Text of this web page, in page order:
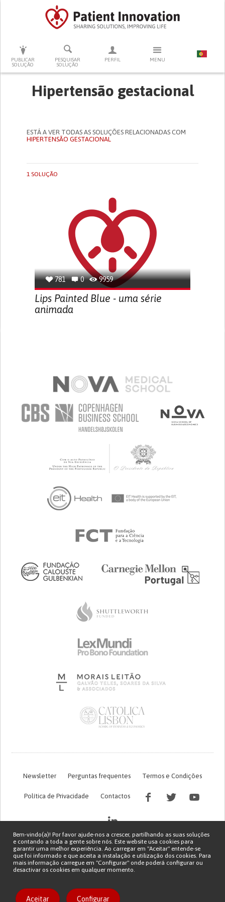
PUBLICAR
SOLUÇÃO
PESQUISAR
SOLUÇÃO
PERFIL MENU
PRESSIONE ENTER PARA PESQUISAR
Hipertensão gestacional
ESTÁ A VER TODAS AS SOLUÇÕES RELACIONADAS COM
HIPERTENSÃO GESTACIONAL
1 SOLUÇÃO
781 0 9959
Lips Painted Blue - uma série
animada
Newsletter Perguntas frequentes Termos e Condições
Política de Privacidade Contactos
Copyright © 2026 Patient Innovation.
Bem-vindo(a)! Por favor ajude-nos a crescer, partilhando as suas soluções
e contando a toda a gente sobre nós. Este website usa cookies para
garantir uma melhor experiência. Ao carregar em "Aceitar" entende-se
que foi informado e que aceita a instalação e utilização dos cookies. Para
mais informação carregue em "Configurar" onde poderá configurar ou
desactivar os cookies em qualquer momento.
Aceitar Configurar